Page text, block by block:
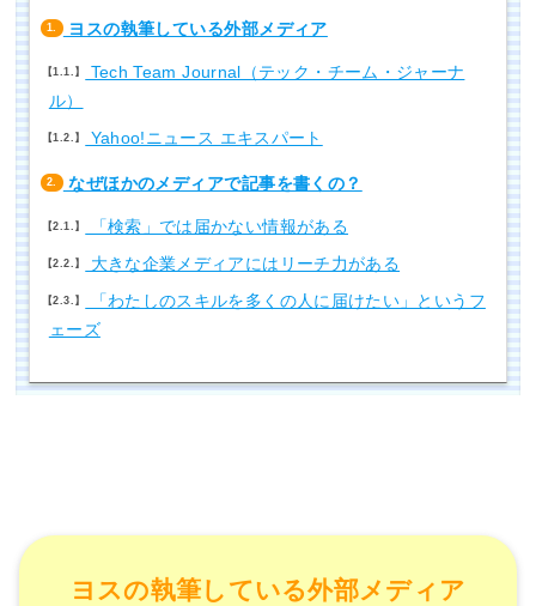
1. ヨスの執筆している外部メディア
1.1.
Tech Team Journal（テック・チーム・ジャーナ
ル）
1.2. Yahoo!ニュース エキスパート
2. なぜほかのメディアで記事を書くの？
2.1. 「検索」では届かない情報がある
2.2. 大きな企業メディアにはリーチ力がある
2.3.
「わたしのスキルを多くの人に届けたい」というフ
ェーズ
ヨスの執筆している外部メディア